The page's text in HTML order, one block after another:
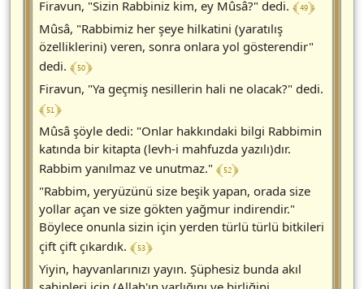
Firavun, "Sizin Rabbiniz kim, ey Mûsâ?" dedi. ﴾ 49 ﴿
Mûsâ, "Rabbimiz her şeye hilkatini (yaratılış
özelliklerini) veren, sonra onlara yol gösterendir"
dedi. ﴾ 50 ﴿
Firavun, "Ya geçmiş nesillerin hali ne olacak?" dedi.
﴾ 51 ﴿
Mûsâ şöyle dedi: "Onlar hakkındaki bilgi Rabbimin
katında bir kitapta (levh-i mahfuzda yazılı)dır.
Rabbim yanılmaz ve unutmaz." ﴾ 52 ﴿
"Rabbim, yeryüzünü size beşik yapan, orada size
yollar açan ve size gökten yağmur indirendir."
Böylece onunla sizin için yerden türlü türlü bitkileri
çift çift çıkardık. ﴾ 53 ﴿
Yiyin, hayvanlarınızı yayın. Şüphesiz bunda akıl